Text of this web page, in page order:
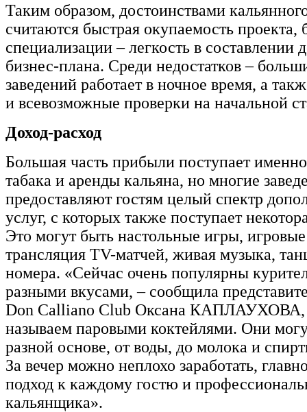
Таким образом, достоинствами
считаются быстрая окупаемость проекта,
специализации – легкость в составлении
бизнес-плана. Среди недостатков –
заведений работает в ночное время, а
и всевозможные проверки на начальной
Доход-расход
Большая часть прибыли поступает
табака и аренды кальяна, но многие
предоставляют гостям целый спектр
услуг, с которых также поступает
Это могут быть настольные игры,
трансляция TV-матчей, живая музыка,
номера. «Сейчас очень популярны
разными вкусами, – сообщила
Don Calliano Club Оксана
называем паровыми коктейлями. Они
разной основе, от воды, до молока и
За вечер можно неплохо заработать,
подход к каждому гостю и
кальянщика».